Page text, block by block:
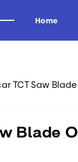
Home
Wagen
TCT Saw Blade
Blade